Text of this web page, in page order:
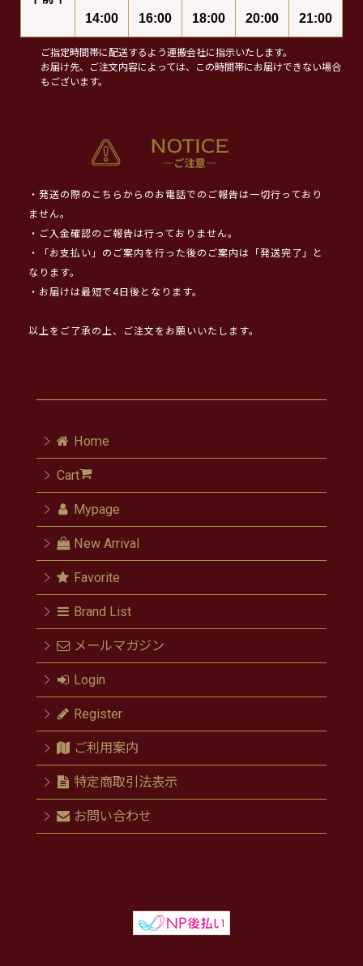
14:00
16:00
18:00
20:00
21:00
ご指定時間帯に配送するよう運搬会社に指示いたします。
お届け先、ご注文内容によっては、この時間帯にお届けできない場合
もございます。
・発送の際のこちらからのお電話でのご報告は一切行っており
ません。
・ご入金確認のご報告は行っておりません。
・「お支払い」のご案内を行った後のご案内は「発送完了」と
なります。
・お届けは最短で4日後となります。
以上をご了承の上、ご注文をお願いいたします。
Home
Cart
Mypage
New Arrival
Favorite
Brand List
メールマガジン
Login
Register
ご利用案内
特定商取引法表示
お問い合わせ